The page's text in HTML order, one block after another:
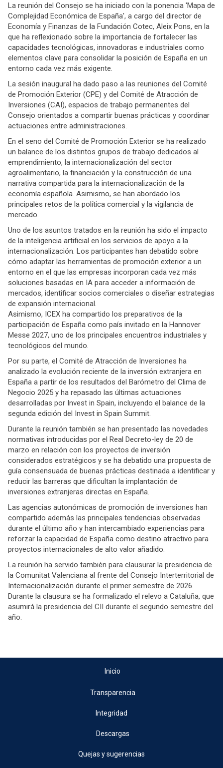
La reunión del Consejo se ha iniciado con la ponencia 'Mapa de
Complejidad Económica de España', a cargo del director de
Economía y Finanzas de la Fundación Cotec, Aleix Pons, en la
que ha reflexionado sobre la importancia de fortalecer las
capacidades tecnológicas, innovadoras e industriales como
elementos clave para consolidar la posición de España en un
entorno cada vez más exigente.
La sesión inaugural ha dado paso a las reuniones del Comité
de Promoción Exterior (CPE) y del Comité de Atracción de
Inversiones (CAI), espacios de trabajo permanentes del
Consejo orientados a compartir buenas prácticas y coordinar
actuaciones entre administraciones.
En el seno del Comité de Promoción Exterior se ha realizado
un balance de los distintos grupos de trabajo dedicados al
emprendimiento, la internacionalización del sector
agroalimentario, la financiación y la construcción de una
narrativa compartida para la internacionalización de la
economía española. Asimismo, se han abordado los
principales retos de la política comercial y la vigilancia de
mercado.
Uno de los asuntos tratados en la reunión ha sido el impacto
de la inteligencia artificial en los servicios de apoyo a la
internacionalización. Los participantes han debatido sobre
cómo adaptar las herramientas de promoción exterior a un
entorno en el que las empresas incorporan cada vez más
soluciones basadas en IA para acceder a información de
mercados, identificar socios comerciales o diseñar estrategias
de expansión internacional.
Asimismo, ICEX ha compartido los preparativos de la
participación de España como país invitado en la Hannover
Messe 2027, uno de los principales encuentros industriales y
tecnológicos del mundo.
Por su parte, el Comité de Atracción de Inversiones ha
analizado la evolución reciente de la inversión extranjera en
España a partir de los resultados del Barómetro del Clima de
Negocio 2025 y ha repasado las últimas actuaciones
desarrolladas por Invest in Spain, incluyendo el balance de la
segunda edición del Invest in Spain Summit.
Durante la reunión también se han presentado las novedades
normativas introducidas por el Real Decreto-ley de 20 de
marzo en relación con los proyectos de inversión
considerados estratégicos y se ha debatido una propuesta de
guía consensuada de buenas prácticas destinada a identificar y
reducir las barreras que dificultan la implantación de
inversiones extranjeras directas en España.
Las agencias autonómicas de promoción de inversiones han
compartido además las principales tendencias observadas
durante el último año y han intercambiado experiencias para
reforzar la capacidad de España como destino atractivo para
proyectos internacionales de alto valor añadido.
La reunión ha servido también para clausurar la presidencia de
la Comunitat Valenciana al frente del Consejo Interterritorial de
Internacionalización durante el primer semestre de 2026.
Durante la clausura se ha formalizado el relevo a Cataluña, que
asumirá la presidencia del CII durante el segundo semestre del
año.
Inicio
Transparencia
Integridad
Descargas
Quejas y sugerencias